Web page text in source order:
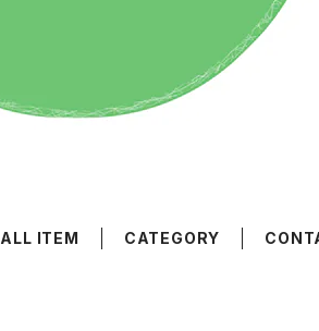
ALL ITEM CATEGORY